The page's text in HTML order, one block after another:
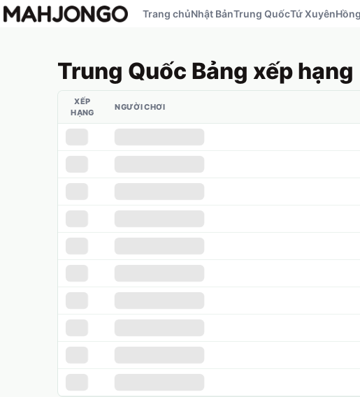
Trang chủNhật BảnTrung QuốcTứ Xuyên
Trung Quốc Bảng xếp hạng
XẾP
HẠNG
NGƯỜI CHƠI